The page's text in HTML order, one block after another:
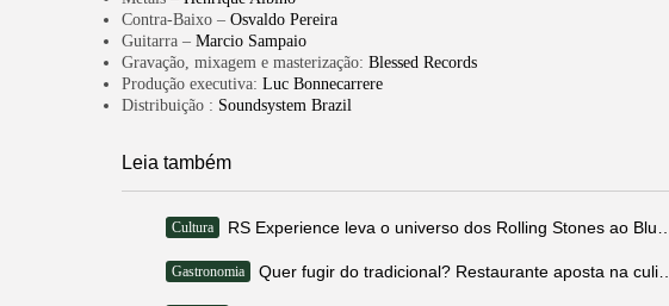
Contra-Baixo – Osvaldo Pereira
Guitarra – Marcio Sampaio
Gravação, mixagem e masterização: Blessed Records
Produção executiva: Luc Bonnecarrere
Distribuição : Soundsystem Brazil
Leia também
Cultura
Gastronomia